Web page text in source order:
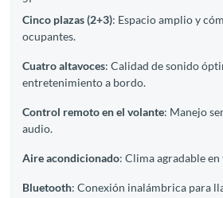
Cinco plazas (2+3): Espacio amplio y
ocupantes.
Cuatro altavoces: Calidad de sonido
entretenimiento a bordo.
Control remoto en el volante: Manejo
audio.
Aire acondicionado: Clima agradable
Bluetooth: Conexión inalámbrica para